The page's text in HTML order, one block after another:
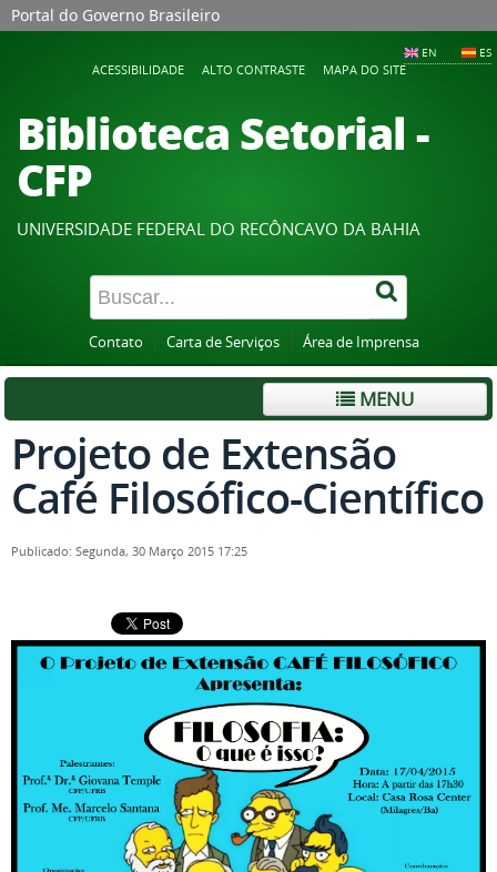
Portal do Governo Brasileiro
EN ES
ACESSIBILIDADE ALTO CONTRASTE MAPA DO SITE
Biblioteca Setorial -
CFP
UNIVERSIDADE FEDERAL DO RECÔNCAVO DA BAHIA
Contato Carta de Serviços Área de Imprensa
MENU
Projeto de Extensão
Café Filosófico-Científico
Publicado: Segunda, 30 Março 2015 17:25